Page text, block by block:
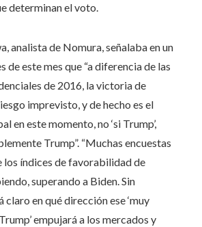
determinan el voto.
analista de Nomura, señalaba en un
de este mes que “a diferencia de las
de 2016, la victoria de
imprevisto, y de hecho es el
en este momento, no ‘si Trump’,
Trump”. “Muchas encuestas
los índices de favorabilidad de
superando a Biden. Sin
claro en qué dirección ese ‘muy
empujará a los mercados y